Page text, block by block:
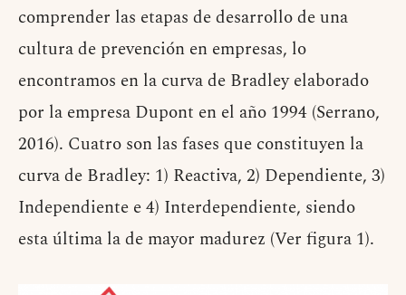
comprender las etapas de desarrollo de una
cultura de prevención en empresas, lo
encontramos en la curva de Bradley elaborado
por la empresa Dupont en el año 1994 (Serrano,
2016). Cuatro son las fases que constituyen la
curva de Bradley: 1) Reactiva, 2) Dependiente, 3)
Independiente e 4) Interdependiente, siendo
esta última la de mayor madurez (Ver figura 1).